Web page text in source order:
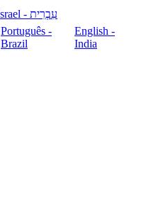
עִבְרִית - Israel
Português -
Brazil
English -
India